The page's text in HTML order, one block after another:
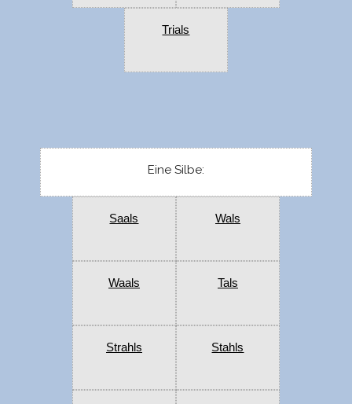
Trials
Eine Silbe:
Saals Wals
Waals Tals
Strahls Stahls